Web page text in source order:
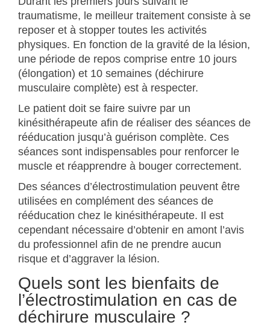
traumatisme, le meilleur traitement consiste à se
reposer et à stopper toutes les activités
physiques. En fonction de la gravité de la lésion,
une période de repos comprise entre 10 jours
(élongation) et 10 semaines (déchirure
musculaire complète) est à respecter.
Le patient doit se faire suivre par un
kinésithérapeute afin de réaliser des séances de
rééducation jusqu’à guérison complète. Ces
séances sont indispensables pour renforcer le
muscle et réapprendre à bouger correctement.
Des séances d’électrostimulation peuvent être
utilisées en complément des séances de
rééducation chez le kinésithérapeute. Il est
cependant nécessaire d’obtenir en amont l’avis
du professionnel afin de ne prendre aucun
risque et d’aggraver la lésion.
Quels sont les bienfaits de
l’électrostimulation en cas de
déchirure musculaire ?